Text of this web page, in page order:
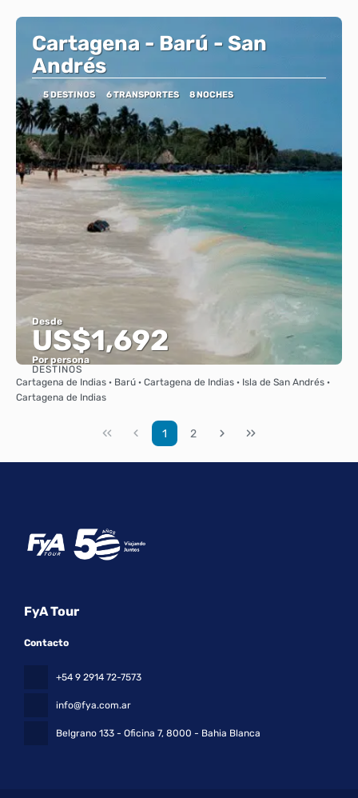
Cartagena - Barú - San
Andrés
5 DESTINOS 6 TRANSPORTES 8 NOCHES
Desde
US$1,692
Por persona
Ver
DESTINOS
Cartagena de Indias · Barú · Cartagena de Indias · Isla de San Andrés ·
Cartagena de Indias
1 2
FyA Tour
Contacto
+54 9 2914 72-7573
info@fya.com.ar
Belgrano 133 - Oficina 7, 8000 - Bahia Blanca